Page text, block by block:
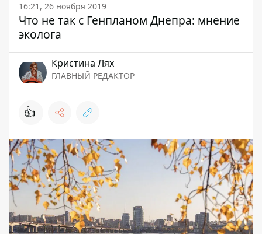
16:21, 26 ноября 2019
Что не так с Генпланом Днепра: мнение
эколога
Кристина Лях
ГЛАВНЫЙ РЕДАКТОР
👍